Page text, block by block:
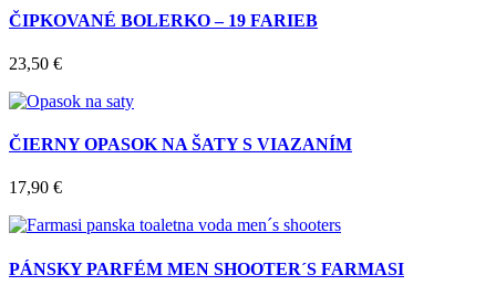
ČIPKOVANÉ BOLERKO – 19 FARIEB
23,50 €
ČIERNY OPASOK NA ŠATY S VIAZANÍM
17,90 €
PÁNSKY PARFÉM MEN SHOOTER´S FARMASI